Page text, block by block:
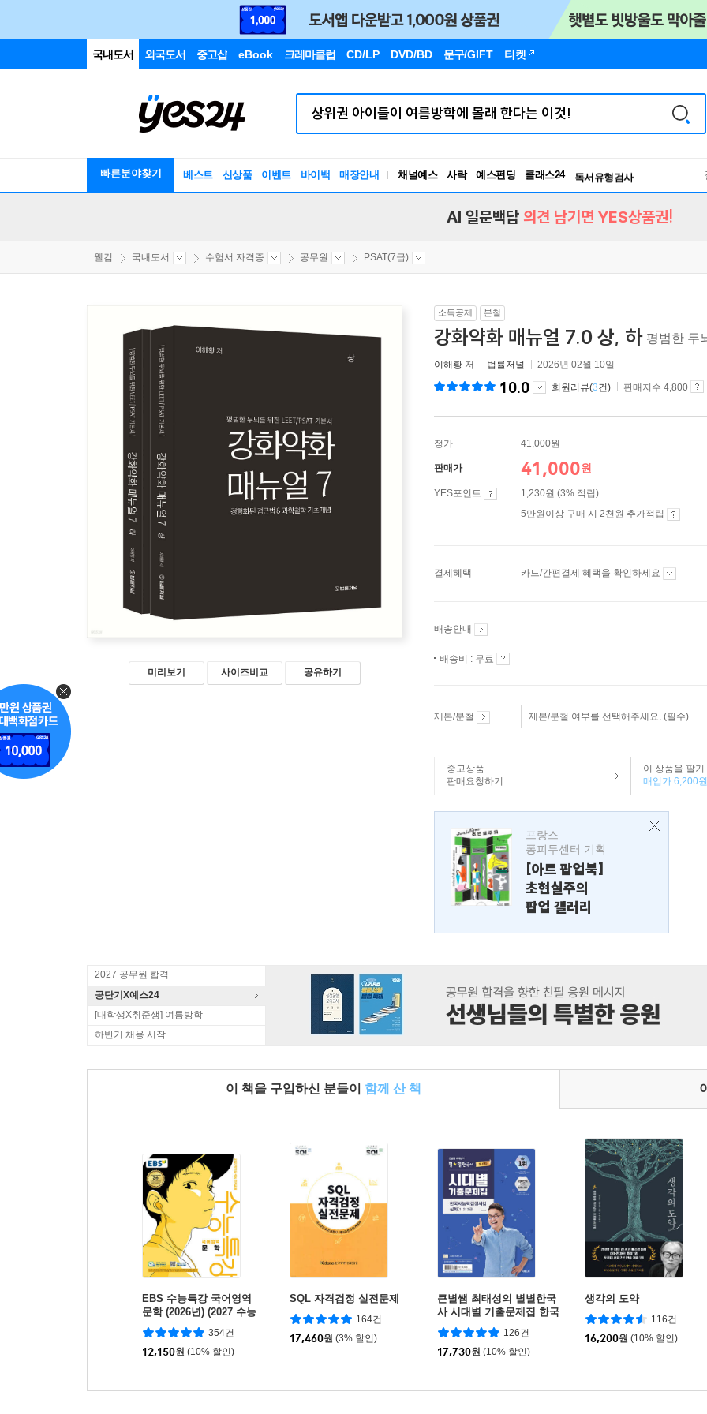
국내도서 외국도서 중고샵 eBook 크레마클럽 CD/LP DVD/BD 문구/GIFT 티켓
빠른분야찾기 베스트 신상품 이벤트 바이백 매장안내 채널예스 사락 예스펀딩 클래스24
독서유형검사
RBTI Lab
AI 일문백답 의견 남기면 YES상품권!
웰컴 국내도서 수험서 자격증 공무원 PSAT(7급)
미리보기 사이즈비교 공유하기
소득공제 분철
강화약화 매뉴얼 7.0 상, 하 평범한 두
이해황 저 법률저널 2026년 02월 10일
10.0 회원리뷰(3건) 판매지수 4,800
정가 41,000원
판매가 41,000원
YES포인트
1,230원 (3% 적립)
5만원이상 구매 시 2천원 추가적립
결제혜택 카드/간편결제 혜택을 확인하세요
배송안내
배송비 : 무료
제본/분철 제본/분철 여부를 선택해주세요. (필수)
중고상품
판매요청하기
이 상품을 팔기
매입가 6,200원
프랑스
퐁피두센터 기획
[아트 팝업북]
초현실주의
팝업 갤러리
2027 공무원 합격
공단기X예스24
[대학생X취준생] 여름방학
하반기 채용 시작
이 책을 구입하신 분들이 함께 산 책
EBS 수능특강 국어영역
문학 (2026년) (2027 수능
대비)
354건
12,150원 (10% 할인)
SQL 자격검정 실전문제
164건
17,460원 (3% 할인)
큰별쌤 최태성의 별별한국
사 시대별 기출문제집 한국
사능력검정시험 심화(1,2,3
급)
126건
17,730원 (10% 할인)
생각의 도약
116건
16,200원 (10% 할인)